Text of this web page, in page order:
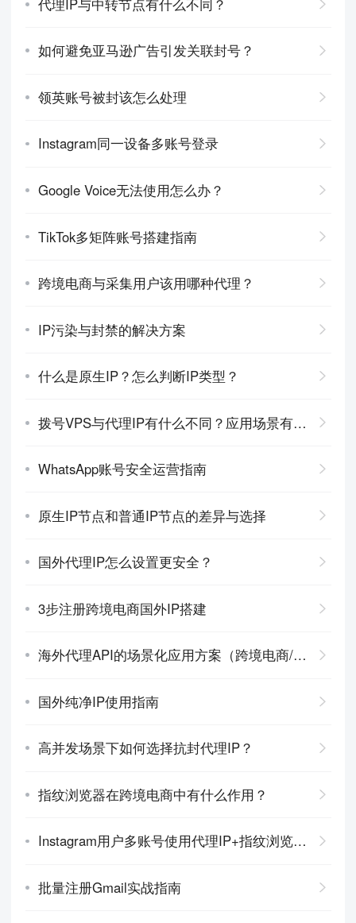
代理IP与中转节点有什么不同？
如何避免亚马逊广告引发关联封号？
领英账号被封该怎么处理
Instagram同一设备多账号登录
Google Voice无法使用怎么办？
TikTok多矩阵账号搭建指南
跨境电商与采集用户该用哪种代理？
IP污染与封禁的解决方案
什么是原生IP？怎么判断IP类型？
拨号VPS与代理IP有什么不同？应用场景有哪些？
WhatsApp账号安全运营指南
原生IP节点和普通IP节点的差异与选择
国外代理IP怎么设置更安全？
3步注册跨境电商国外IP搭建
海外代理API的场景化应用方案（跨境电商/爬虫专用）
国外纯净IP使用指南
高并发场景下如何选择抗封代理IP？
指纹浏览器在跨境电商中有什么作用？
Instagram用户多账号使用代理IP+指纹浏览器实现防关联
批量注册Gmail实战指南